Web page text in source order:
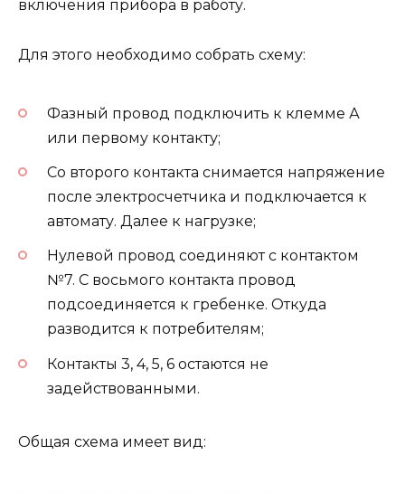
включения прибора в работу.
Для этого необходимо собрать схему:
Фазный провод подключить к клемме А
или первому контакту;
Со второго контакта снимается напряжение
после электросчетчика и подключается к
автомату. Далее к нагрузке;
Нулевой провод соединяют с контактом
№7. С восьмого контакта провод
подсоединяется к гребенке. Откуда
разводится к потребителям;
Контакты 3, 4, 5, 6 остаются не
задействованными.
Общая схема имеет вид: